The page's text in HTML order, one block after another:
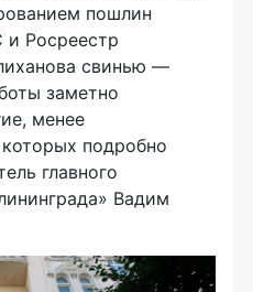
пошлин
Росреестр
свинью —
заметно
менее
подробно
главного
Вадим